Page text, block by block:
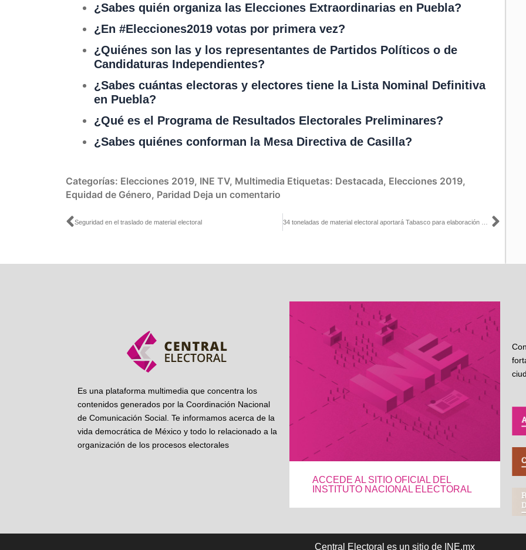
¿Sabes quién organiza las Elecciones Extraordinarias en Puebla?
¿En #Elecciones2019 votas por primera vez?
¿Quiénes son las y los representantes de Partidos Políticos o de
Candidaturas Independientes?
¿Sabes cuántas electoras y electores tiene la Lista Nominal Definitiva
en Puebla?
¿Qué es el Programa de Resultados Electorales Preliminares?
¿Sabes quiénes conforman la Mesa Directiva de Casilla?
Categorías: Elecciones 2019, INE TV, Multimedia Etiquetas: Destacada, Elecciones 2019,
Equidad de Género, Paridad Deja un comentario
Ant
Seguridad en el traslado de material electoral
Es una plataforma multimedia que concentra los
contenidos generados por la Coordinación Nacional
de Comunicación Social. Te informamos acerca de la
vida democrática de México y todo lo relacionado a la
organización de los procesos electorales
ACCEDE AL SITIO OFICIAL DEL
INSTITUTO NACIONAL ELECTORAL
Central Electoral es un sitio de INE.mx